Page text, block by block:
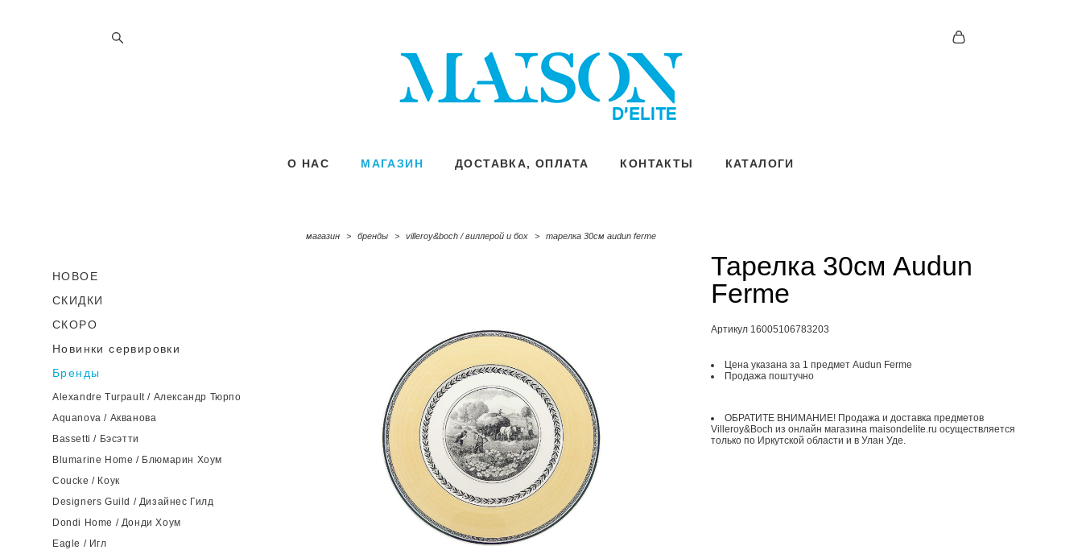
О НАС МАГАЗИН ДОСТАВКА, ОПЛАТА КОНТАКТЫ КАТАЛОГИ
О НАС МАГАЗИН ДОСТАВКА, ОПЛАТА КОНТАКТЫ КАТАЛОГИ
НОВОЕ
СКИДКИ
СКОРО
Новинки сервировки
Бренды
Alexandre Turpault / Александр Тюрпо
Aquanova / Акванова
Bassetti / Бэсэтти
Blumarine Home / Блюмарин Хоум
Coucke / Коук
Designers Guild / Дизайнес Гилд
Dondi Home / Донди Хоум
Eagle / Игл
магазин > бренды > villeroy&boch / виллерой и бох > тарелка 30см audun ferme
Тарелка 30см Audun
Ferme
Артикул 16005106783203
Цена указана за 1 предмет Audun Ferme
Продажа поштучно
ОБРАТИТЕ ВНИМАНИЕ! Продажа и доставка предметов
Villeroy&Boch из онлайн магазина maisondelite.ru осуществляется
только по Иркутской области и в Улан Уде.